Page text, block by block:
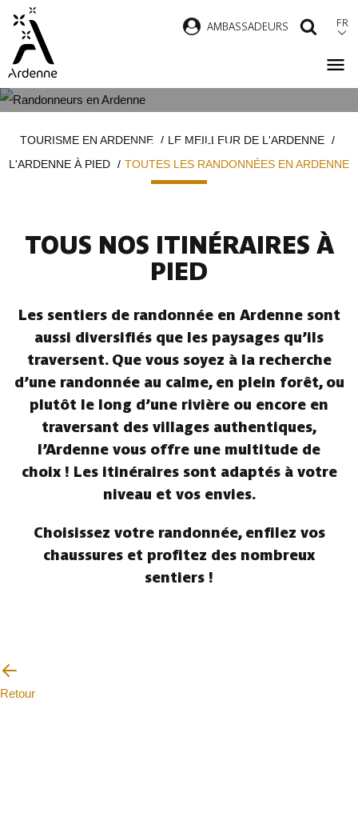
contenu
principal
AMBASSADEURS FR
ARDENNE
d'ArianeTOURISME EN ARDENNE
LE MEILLEUR DE L'ARDENNE
L'ARDENNE À PIED
TOUTES LES RANDONNÉES EN ARDENNE
TOUS NOS ITINÉRAIRES À
PIED
Les sentiers de randonnée en Ardenne sont
aussi diversifiés que les paysages qu’ils
traversent. Que vous soyez à la recherche
d’une randonnée au calme, en plein forêt, ou
plutôt le long d’une rivière ou encore en
traversant des villages authentiques,
l’Ardenne vous offre une multitude de
choix ! Les itinéraires sont adaptés à votre
niveau et vos envies.
Choisissez votre randonnée, enfilez vos
chaussures et profitez des nombreux
sentiers !
Retour